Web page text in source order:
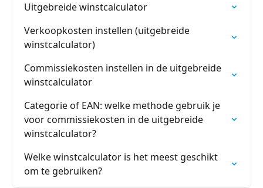
Uitgebreide winstcalculator
Verkoopkosten instellen (uitgebreide
winstcalculator)
Commissiekosten instellen in de uitgebreide
winstcalculator
Categorie of EAN: welke methode gebruik je
voor commissiekosten in de uitgebreide
winstcalculator?
Welke winstcalculator is het meest geschikt
om te gebruiken?